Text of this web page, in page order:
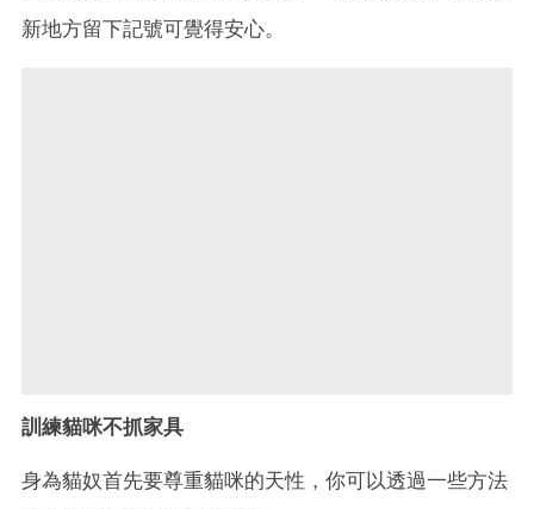
新地方留下記號可覺得安心。
訓練貓咪不抓家具
身為貓奴首先要尊重貓咪的天性，你可以透過一些方法